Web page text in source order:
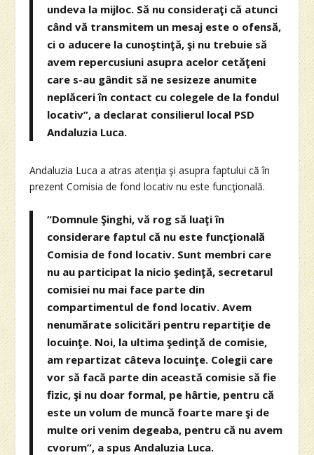
undeva la mijloc. Să nu consideraţi că atunci
când vă transmitem un mesaj este o ofensă,
ci o aducere la cunoştinţă, şi nu trebuie să
avem repercusiuni asupra acelor cetăţeni
care s-au gândit să ne sesizeze anumite
neplăceri în contact cu colegele de la fondul
locativ”, a declarat consilierul local PSD
Andaluzia Luca.
Andaluzia Luca a atras atenţia şi asupra faptului că în
prezent Comisia de fond locativ nu este funcţională.
“Domnule Şinghi, vă rog să luaţi în
considerare faptul că nu este funcţională
Comisia de fond locativ. Sunt membri care
nu au participat la nicio şedinţă, secretarul
comisiei nu mai face parte din
compartimentul de fond locativ. Avem
nenumărate solicitări pentru repartiţie de
locuinţe. Noi, la ultima şedinţă de comisie,
am repartizat câteva locuinţe. Colegii care
vor să facă parte din această comisie să fie
fizic, şi nu doar formal, pe hârtie, pentru că
este un volum de muncă foarte mare şi de
multe ori venim degeaba, pentru că nu avem
cvorum”, a spus Andaluzia Luca.